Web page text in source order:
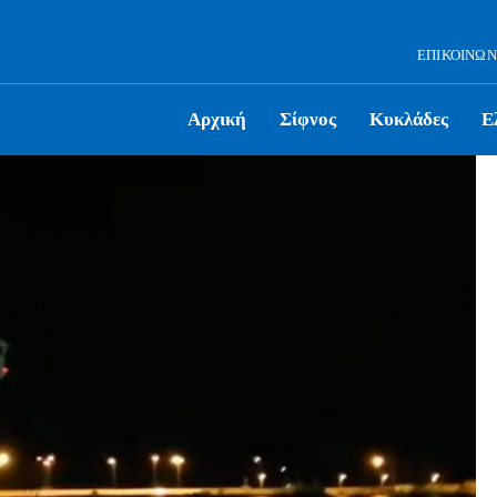
Αρχική Σίφνος Κυκλάδες